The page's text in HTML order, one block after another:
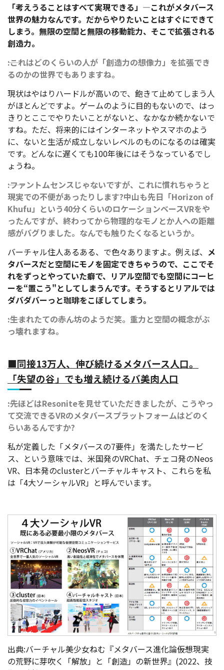
「考えうることはすべて実現できる」―これがメタバース
世界の魅力なんです。だからやりたいことはすぐにできて
しまう。無限の空間と無限の移動能力、そこで拡張される
創造力。
――:これはどのくらいの人が「創造力の想像力」を拡張でき
るのかの世界でもありますね。
現状はやはりハードルが高いので、飽きて止めてしまう人
がほとんどですよ。ゲームのように目的もないので、はっ
きりとここでやりたいことがないと、なかなか続かないで
すね。ただ、将来的にはインターネットやスマホのよう
に、ないと生活が成立しないレベルのものになるのは確実
です。どんなに遅くても100年後にはそうなっているでし
ょうね。
――:ファントムセンスじゃないですが、これに慣れちゃうと
現実での不便があったりします?中山も先日「Horizon of
Khufu」という40分くらいのロケーションベースVRをや
ったんですが、終わってから物理的なモノとか人への距離
感がバグりました。なんでも触りたくなるというか。
バーチャル住人あるある、で色々ありますよ。例えば、 メ
タバースだと空間にモノを固定できちゃうので、ここでそ
れをずっとやっていた癖で、リアル空間でも空間にコーヒ
ーを“置こう"としてしまうんです。そうするとリアルでは
ダバダバーっと珈琲をこぼしてしまう。
――:生まれたての赤ん坊のようだ笑。重力と空間の概念がぶ
っ壊れますね。
■同接13万人、伸び続けるメタバース人口。
「失望の谷」でも増え続けるバ美肉人口
――:先ほどはResoniteを見せていただきましたが、こうやっ
て交流できるVRのメタバースプラットフォームはどのく
らいあるんですか?
私が定義した「メタバースの7要件」を満たしたサービ
ス、という意味では、米国発のVRChat、チェコ発のNeos
VR、日本発のclusterとバーチャルキャスト、これらを私
は「4大ソーシャルVR」と呼んでいます。
出典:バーチャル美少女ねむ『メタバース進化論――仮想現実
の荒野に芽吹く「解放」と「創造」の新世界』(2022、技